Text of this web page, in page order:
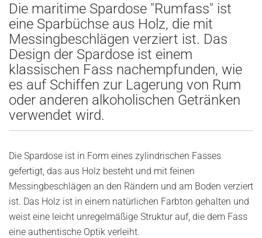
Die maritime Spardose "Rumfass" ist
eine Sparbüchse aus Holz, die mit
Messingbeschlägen verziert ist. Das
Design der Spardose ist einem
klassischen Fass nachempfunden, wie
es auf Schiffen zur Lagerung von Rum
oder anderen alkoholischen Getränken
verwendet wird.
Die Spardose ist in Form eines zylindrischen Fasses
gefertigt, das aus Holz besteht und mit feinen
Messingbeschlägen an den Rändern und am Boden verziert
ist. Das Holz ist in einem natürlichen Farbton gehalten und
weist eine leicht unregelmäßige Struktur auf, die dem Fass
eine authentische Optik verleiht.